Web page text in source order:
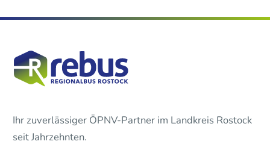
Ihr zuverlässiger ÖPNV-Partner im Landkreis Rostock
seit Jahrzehnten.